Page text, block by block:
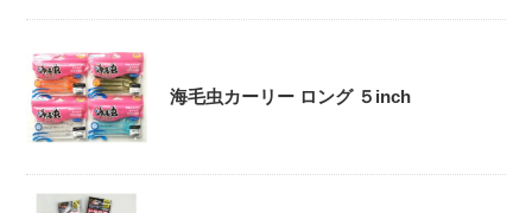
海毛虫カーリー ロング ５inch